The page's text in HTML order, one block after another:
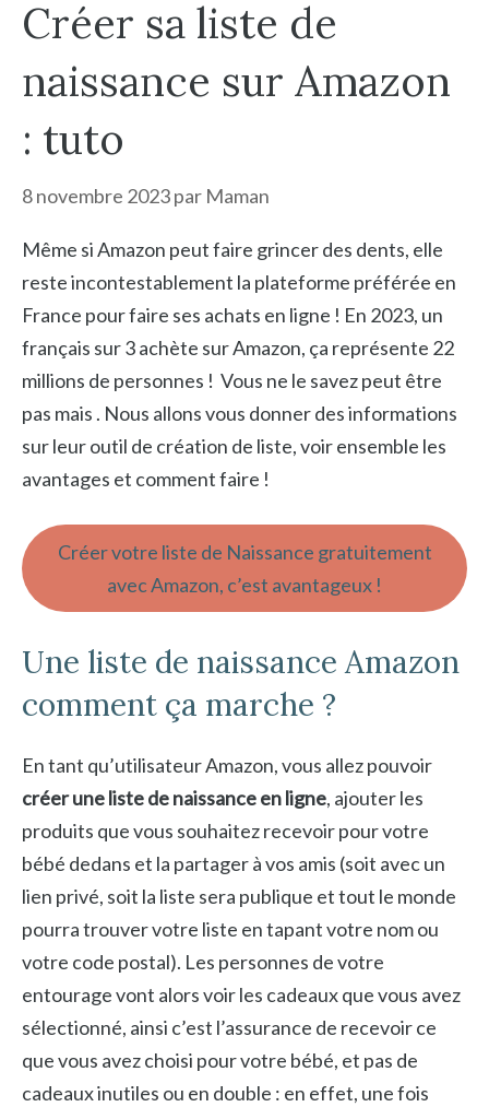
Créer sa liste de
naissance sur Amazon
: tuto
8 novembre 2023par Maman
Même si Amazon peut faire grincer des dents, elle
reste incontestablement la plateforme préférée en
France pour faire ses achats en ligne ! En 2023, un
français sur 3 achète sur Amazon, ça représente 22
millions de personnes ! Vous ne le savez peut être
pas mais . Nous allons vous donner des informations
sur leur outil de création de liste, voir ensemble les
avantages et comment faire !
Créer votre liste de Naissance gratuitement
avec Amazon, c’est avantageux !
Une liste de naissance Amazon
comment ça marche ?
En tant qu’utilisateur Amazon, vous allez pouvoir
créer une liste de naissance en ligne, ajouter les
produits que vous souhaitez recevoir pour votre
bébé dedans et la partager à vos amis (soit avec un
lien privé, soit la liste sera publique et tout le monde
pourra trouver votre liste en tapant votre nom ou
votre code postal). Les personnes de votre
entourage vont alors voir les cadeaux que vous avez
sélectionné, ainsi c’est l’assurance de recevoir ce
que vous avez choisi pour votre bébé, et pas de
cadeaux inutiles ou en double : en effet, une fois